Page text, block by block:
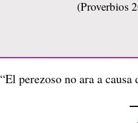
“El perezoso no ara a